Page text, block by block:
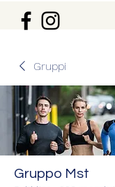
Gruppi
Gruppo Mst